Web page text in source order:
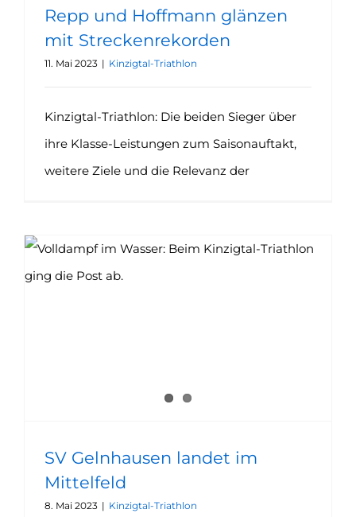
Repp und Hoffmann glänzen
mit Streckenrekorden
11. Mai 2023 | Kinzigtal-Triathlon
Kinzigtal-Triathlon: Die beiden Sieger über
ihre Klasse-Leistungen zum Saisonauftakt,
weitere Ziele und die Relevanz der
SV Gelnhausen landet im
Mittelfeld
8. Mai 2023 | Kinzigtal-Triathlon